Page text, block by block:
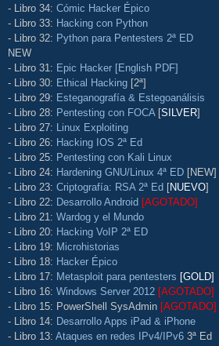
- Libro 34: Cómic Hacker Épico
- Libro 33: Hacking con Python
- Libro 32: Python para Pentesters 2ª ED
NEW
- Libro 31: Epic Hacker [English PDF]
- Libro 30: Ethical Hacking [2ª]
- Libro 29: Esteganografía & Estegoanálisis
- Libro 28: Pentesting con FOCA [SILVER]
- Libro 27: Linux Exploiting
- Libro 26: Hacking IOS 2ª Ed
- Libro 25: Pentesting con Kali Linux
- Libro 24: Hardening GNU/Linux 4ª ED [NEW]
- Libro 23: Criptografía: RSA 2ª Ed [NUEVO]
- Libro 22: Desarrollo Android [AGOTADO]
- Libro 21: Wardog y el Mundo
- Libro 20: Hacking VoIP 2ª ED
- Libro 19: Microhistorias
- Libro 18: Hacker Épico
- Libro 17: Metasploit para pentesters [GOLD]
- Libro 16: Windows Server 2012 [AGOTADO]
- Libro 15: PowerShell SysAdmin [AGOTADO]
- Libro 14: Desarrollo Apps iPad & iPhone
- Libro 13: Ataques en redes IPv4/IPv6 3ª Ed